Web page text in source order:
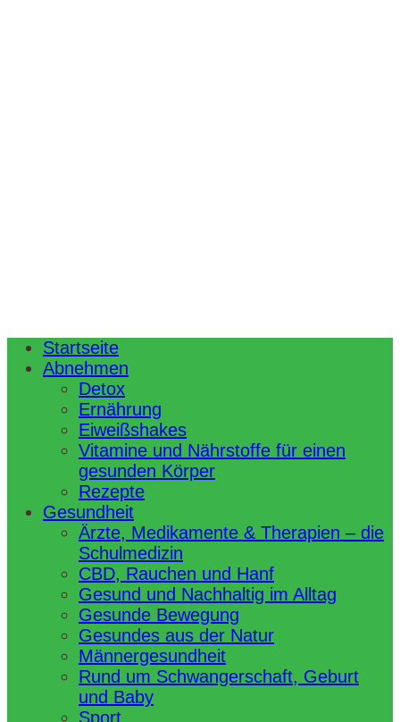
Startseite
Abnehmen
Detox
Ernährung
Eiweißshakes
Vitamine und Nährstoffe für einen
gesunden Körper
Rezepte
Gesundheit
Ärzte, Medikamente & Therapien – die
Schulmedizin
CBD, Rauchen und Hanf
Gesund und Nachhaltig im Alltag
Gesunde Bewegung
Gesundes aus der Natur
Männergesundheit
Rund um Schwangerschaft, Geburt
und Baby
Sport